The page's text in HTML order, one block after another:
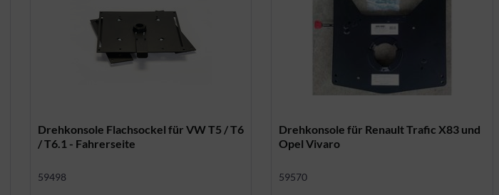
Drehkonsole Flachsockel für VW T5 / T6
/ T6.1 - Fahrerseite
59498
Drehkonsole für Renault Trafic X83 und
Opel Vivaro
59570